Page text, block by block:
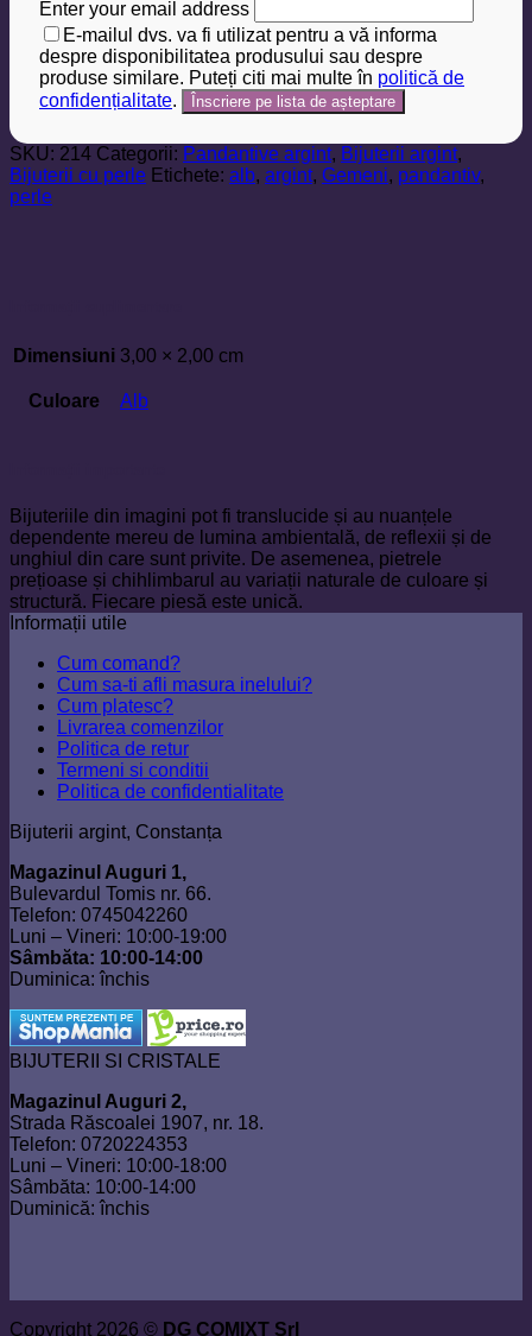
Enter your email address
E-mailul dvs. va fi utilizat pentru a vă informa
despre disponibilitatea produsului sau despre
produse similare. Puteți citi mai multe în politică de
confidențialitate.
SKU: 214 Categorii: Pandantive argint, Bijuterii argint,
Bijuterii cu perle Etichete: alb, argint, Gemeni, pandantiv,
perle
Dimensiuni 3,00 × 2,00 cm
Culoare Alb
Bijuteriile din imagini pot fi translucide și au nuanțele
dependente mereu de lumina ambientală, de reflexii și de
unghiul din care sunt privite. De asemenea, pietrele
prețioase și chihlimbarul au variații naturale de culoare și
structură. Fiecare piesă este unică.
Informații utile
Cum comand?
Cum sa-ti afli masura inelului?
Cum platesc?
Livrarea comenzilor
Politica de retur
Termeni si conditii
Politica de confidentialitate
Bijuterii argint, Constanța
Magazinul Auguri 1,
Bulevardul Tomis nr. 66.
Telefon: 0745042260
Luni – Vineri: 10:00-19:00
Sâmbăta: 10:00-14:00
Duminica: închis
BIJUTERII SI CRISTALE
Magazinul Auguri 2,
Strada Răscoalei 1907, nr. 18.
Telefon: 0720224353
Luni – Vineri: 10:00-18:00
Sâmbăta: 10:00-14:00
Duminică: închis
Copyright 2026 © DG COMIXT Srl